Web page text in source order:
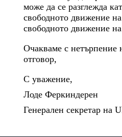
може да се разглежда
свободното движение
свободното движение
Очакваме с нетърпение
отговор,
С уважение,
Лоде Феркиндерен
Генерален секретар на